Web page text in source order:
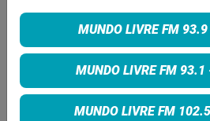
REVÓLVER DE ELVIS
POR US$200 MIL
29 de agosto de 2023
MUNDO LIVRE FM
MUNDO LIVRE FM 93.1
MUNDO LIVRE FM